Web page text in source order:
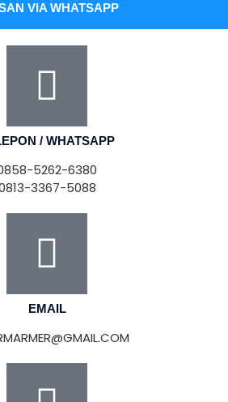
VIA WHATSAPP
/ WHATSAPP
5262-6380
3367-5088
EMAIL